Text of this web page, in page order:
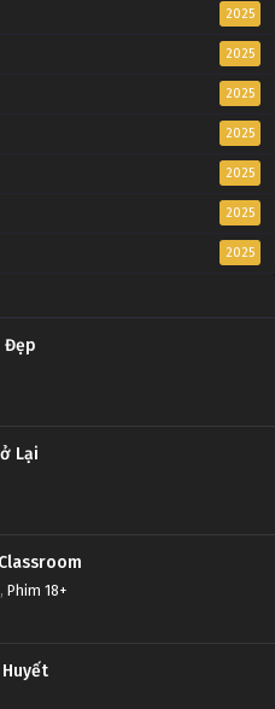
2025
2025
2025
2025
2025
2025
2025
Đẹp
Lại
, Phim 18+
Huyết